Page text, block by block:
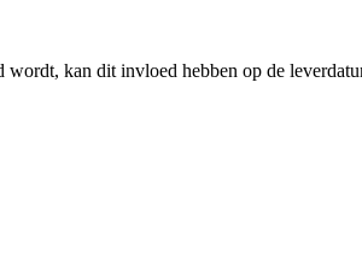
kan dit invloed hebben op de